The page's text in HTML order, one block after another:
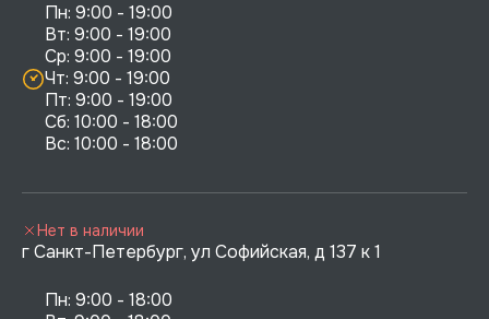
Пн: 9:00 - 19:00
Вт: 9:00 - 19:00
Ср: 9:00 - 19:00
Чт: 9:00 - 19:00
Пт: 9:00 - 19:00
Сб: 10:00 - 18:00
г Санкт-Петербург, ул Софийская, д 137 к 1
Пн: 9:00 - 18:00
Нет в наличии